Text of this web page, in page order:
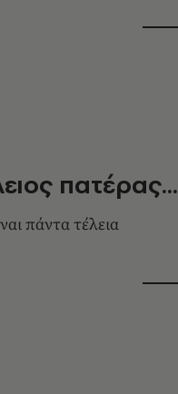
πατέρας...
πάντα τέλεια